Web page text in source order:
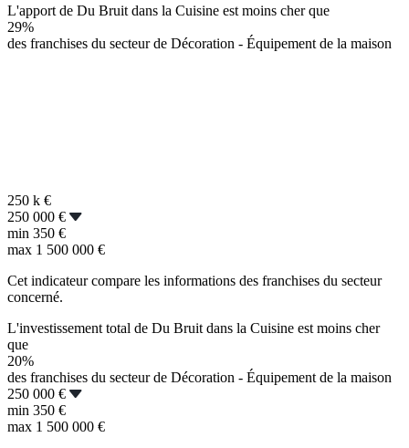
L'apport de Du Bruit dans la Cuisine est moins cher que
29%
des franchises du secteur de Décoration - Équipement de la maison
250 k €
250 000 €
min 350 €
max 1 500 000 €
Cet indicateur compare les informations des franchises du secteur
concerné.
L'investissement total de Du Bruit dans la Cuisine est moins cher
que
20%
des franchises du secteur de Décoration - Équipement de la maison
250 000 €
min 350 €
max 1 500 000 €